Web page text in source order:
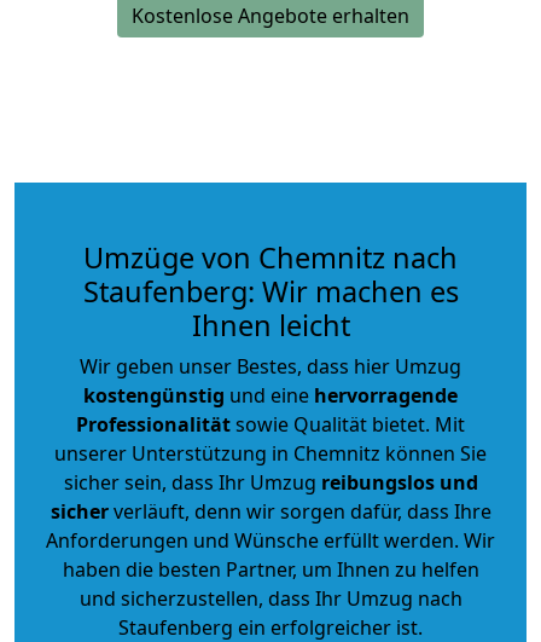
Kostenlose Angebote erhalten
Umzüge von Chemnitz nach
Staufenberg: Wir machen es
Ihnen leicht
Wir geben unser Bestes, dass hier Umzug
kostengünstig und eine hervorragende
Professionalitätsowie Qualität bietet. Mit
unserer Unterstützung in Chemnitz können Sie
sicher sein, dass Ihr Umzug reibungslos und
sicherverläuft, denn wir sorgen dafür, dass Ihre
Anforderungen und Wünsche erfüllt werden. Wir
haben die besten Partner, um Ihnen zu helfen
und sicherzustellen, dass Ihr Umzug nach
Staufenberg ein erfolgreicher ist.